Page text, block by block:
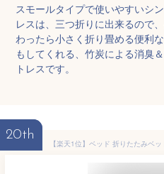
スモールタイプで使いやすいシ
レスは、三つ折りに出来るので
わったら小さく折り畳める便利
もしてくれる、竹炭による消臭
トレスです。
20th